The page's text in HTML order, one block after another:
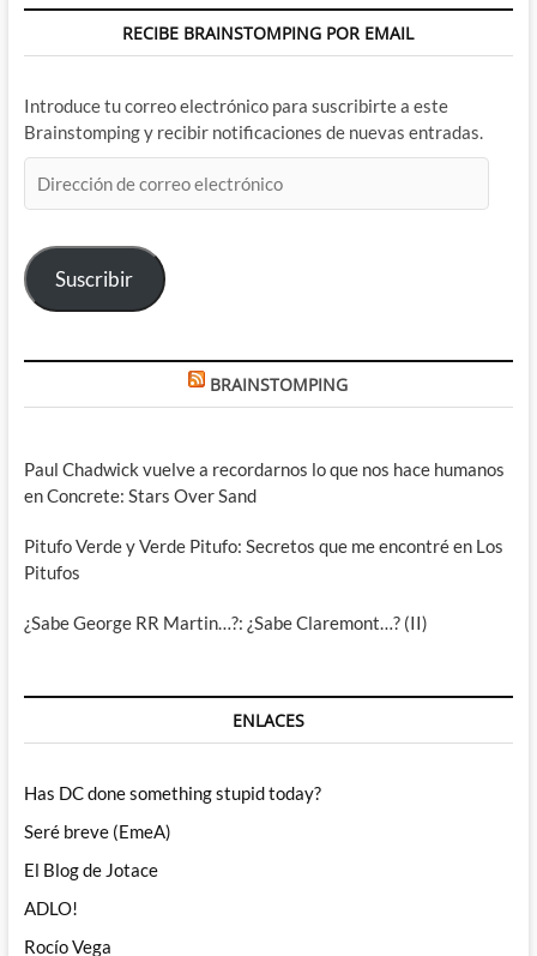
RECIBE BRAINSTOMPING POR EMAIL
Introduce tu correo electrónico para suscribirte a este
Brainstomping y recibir notificaciones de nuevas entradas.
de
electrónico
Suscribir
BRAINSTOMPING
Paul Chadwick vuelve a recordarnos lo que nos hace humanos
en Concrete: Stars Over Sand
Pitufo Verde y Verde Pitufo: Secretos que me encontré en Los
Pitufos
¿Sabe George RR Martin…?: ¿Sabe Claremont…? (II)
ENLACES
Has DC done something stupid today?
Seré breve (EmeA)
El Blog de Jotace
ADLO!
Rocío Vega